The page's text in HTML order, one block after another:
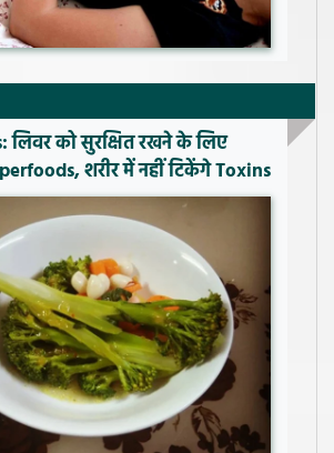
लिवर को सुरक्षित रखने के लिए
शरीर में नहीं टिकेंगे Toxins